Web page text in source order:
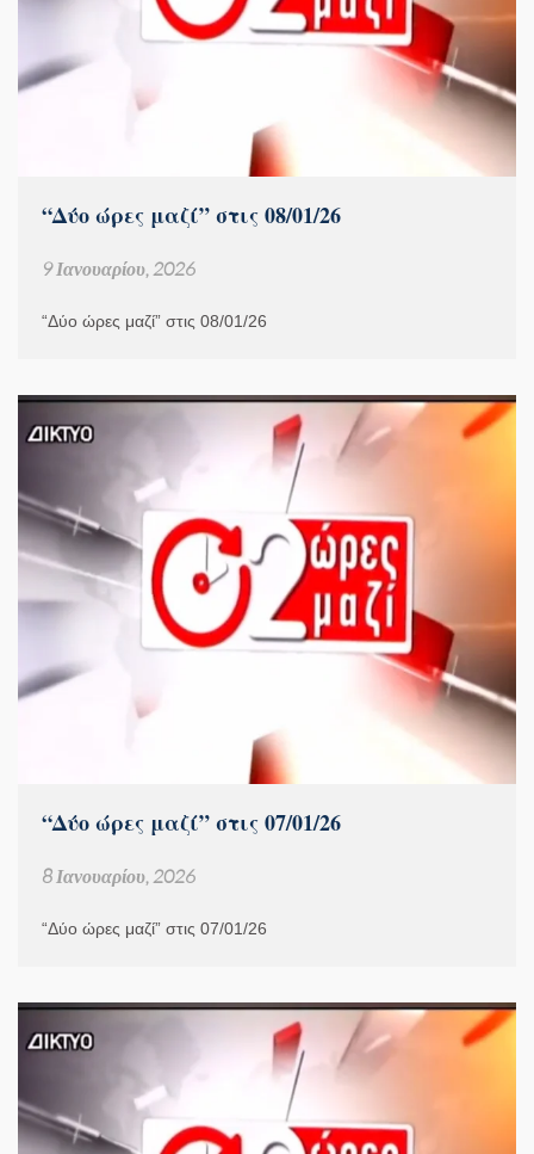
“Δύο ώρες μαζί” στις 08/01/26
9 Ιανουαρίου, 2026
“Δύο ώρες μαζί” στις 08/01/26
“Δύο ώρες μαζί” στις 07/01/26
8 Ιανουαρίου, 2026
“Δύο ώρες μαζί” στις 07/01/26